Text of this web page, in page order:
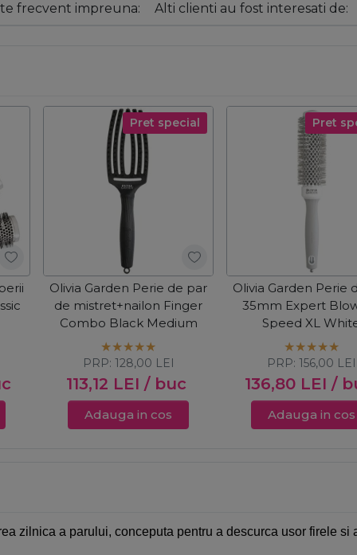
frecvent impreuna: Alti clienti au fost interesati de:
Pret special
Olivia Garden Perie de par
de mistret+nailon Finger
Combo Black Medium
113,12 LEI / buc
PRP: 128,00 LEI
Adauga in cos
Pret
Olivia Garden Perie
35mm Expert
Speed XL
136,80 LEI /
PRP: 156,00 LEI
Adauga in cos
zilnica a parului, conceputa pentru a descurca usor firele si